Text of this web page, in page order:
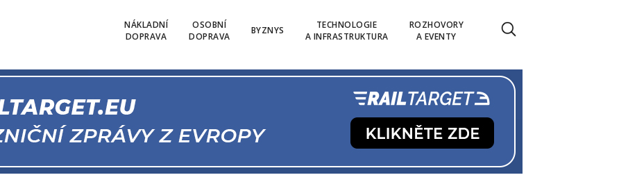
NÁKLADNÍ
DOPRAVA
OSOBNÍ
DOPRAVA
BYZNYS
TECHNOLOGIE
A INFRASTRUKTURA
ROZHOVORY
A EVENTY